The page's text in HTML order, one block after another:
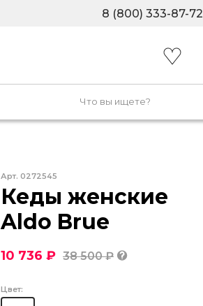
8 (800) 333-87-72
Арт. 0272545
Кеды женские
Aldo Brue
10 736 ₽ 38 500 ₽
Цвет: